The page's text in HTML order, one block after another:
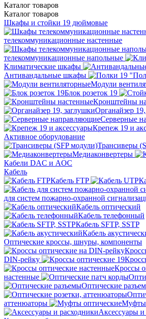
Каталог товаров
Каталог товаров
Шкафы и стойки 19 дюймовые
телекоммуникационные настенные
телекоммуникационные напольные
Климатические шкафы
Антивандальные шкафы
Модули
Блок розеток 19
Кронштейны
Органайзер
Серверные
Крепеж 19 и
Активное оборудование
Трансиверы
Медиаконвертеры
Кабели DAC и AOC
Кабель
Кабель FTP
для систем пожарно-охранной
Кабель оптический
Кабель телефонный
Кабель SFTP, SSTP
Кабель
Оптические кроссы, шнуры, компоненты
DIN-рейку
Кроссы
настенные
Оптические
аттенюаторы
Муфты
Аксессуары